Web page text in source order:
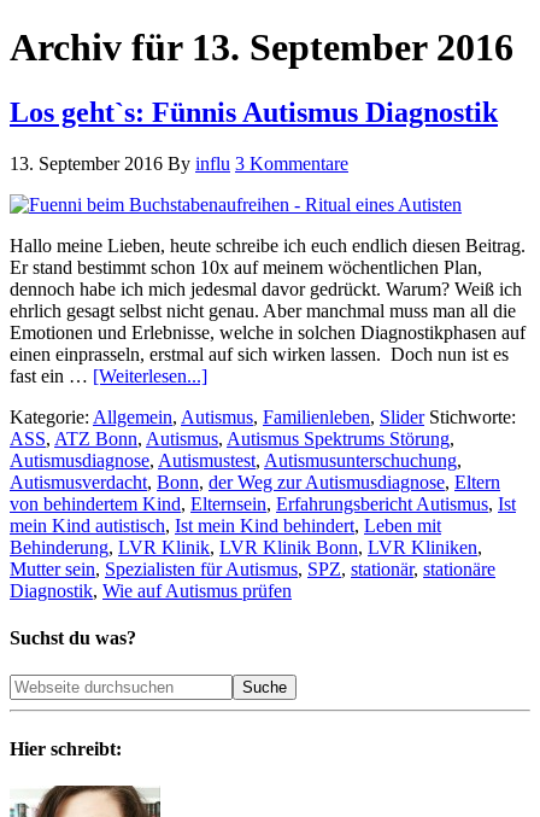
Archiv für 13. September 2016
Los geht`s: Fünnis Autismus Diagnostik
13. September 2016 By influ 3 Kommentare
Hallo meine Lieben, heute schreibe ich euch endlich diesen Beitrag.
Er stand bestimmt schon 10x auf meinem wöchentlichen Plan,
dennoch habe ich mich jedesmal davor gedrückt. Warum? Weiß ich
ehrlich gesagt selbst nicht genau. Aber manchmal muss man all die
Emotionen und Erlebnisse, welche in solchen Diagnostikphasen auf
einen einprasseln, erstmal auf sich wirken lassen. Doch nun ist es
fast ein … [Weiterlesen...]
Kategorie: Allgemein, Autismus, Familienleben, Slider Stichworte:
ASS, ATZ Bonn, Autismus, Autismus Spektrums Störung,
Autismusdiagnose, Autismustest, Autismusunterschuchung,
Autismusverdacht, Bonn, der Weg zur Autismusdiagnose, Eltern
von behindertem Kind, Elternsein, Erfahrungsbericht Autismus, Ist
mein Kind autistisch, Ist mein Kind behindert, Leben mit
Behinderung, LVR Klinik, LVR Klinik Bonn, LVR Kliniken,
Mutter sein, Spezialisten für Autismus, SPZ, stationär, stationäre
Diagnostik, Wie auf Autismus prüfen
Suchst du was?
Hier schreibt: